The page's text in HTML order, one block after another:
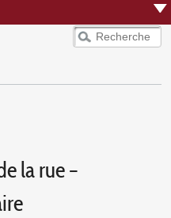
la rue –